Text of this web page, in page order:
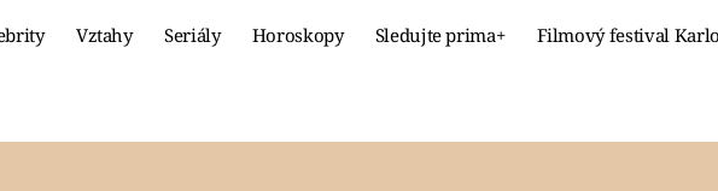
Vztahy Seriály Horoskopy Sledujte prima+ Filmový festival